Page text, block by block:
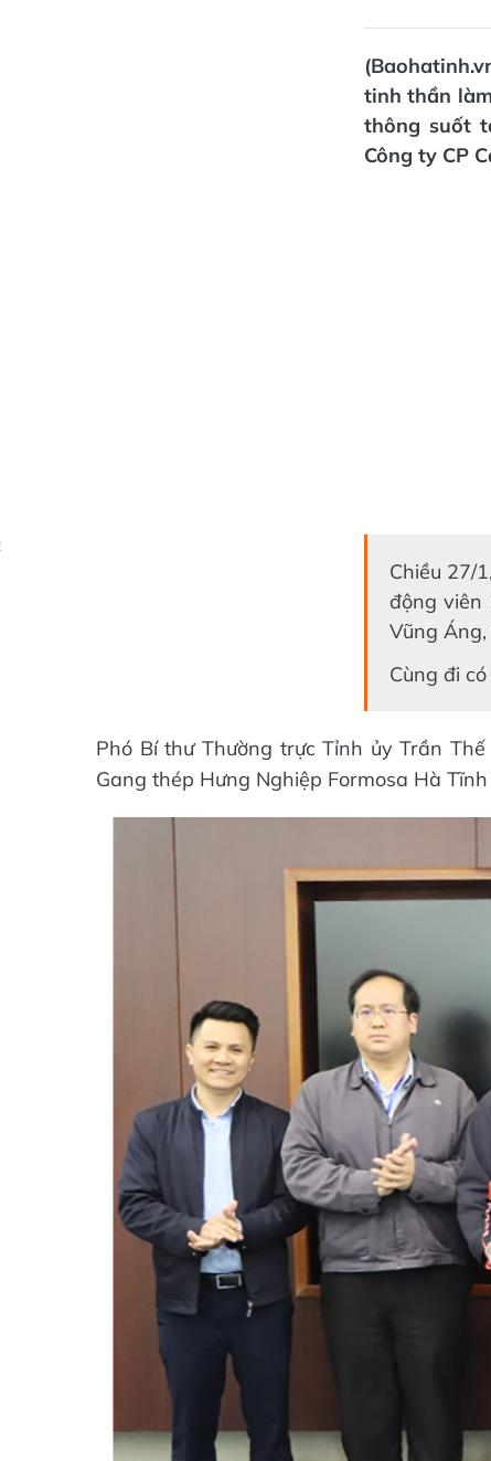
tinh thần
thông suốt
Công ty CP
Chiều 27/
động viên
Vũng
Cùng đi
Phó Bí thư Thường trực Tỉnh ủy Trần
Gang thép Hưng Nghiệp Formosa Hà